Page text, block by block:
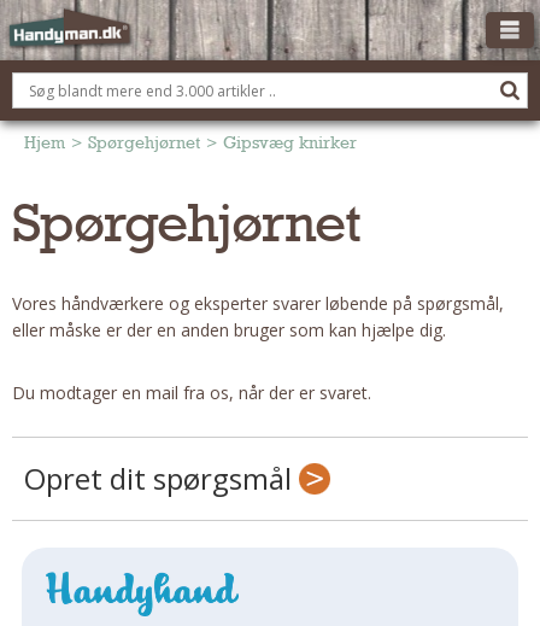
OM HANDYMAN.DK
FÅ 3 TILBUD
BOLIG KØBERÅDGIVNING
Montage Og Nybyg
Reparation Og Vedligehold
Om Materialer
Om Værktøj
Udskiftning Og Montage
Om Materialer
Hjem > Spørgehjørnet > Gipsvæg knirker
Spørgehjørnet
Vores håndværkere og eksperter svarer løbende på spørgsmål,
eller måske er der en anden bruger som kan hjælpe dig.
Du modtager en mail fra os, når der er svaret.
Opret dit spørgsmål